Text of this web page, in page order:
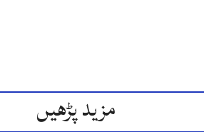
مزید پڑھیں